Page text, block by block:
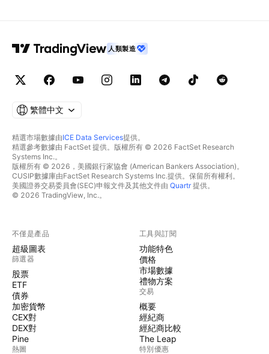
人類製造
繁體中文
精選市場數據由ICE Data Services提供。
精選參考數據由 FactSet 提供。版權所有 © 2026 FactSet Research
Systems Inc.。
版權所有 © 2026，美國銀行家協會 (American Bankers Association)。
CUSIP數據庫由FactSet Research Systems Inc.提供。保留所有權利。
美國證券交易委員會(SEC)申報文件及其他文件由 Quartr提供。
© 2026 TradingView, Inc.。
不僅是產品
超級圖表
篩選器
股票
ETF
債券
加密貨幣
CEX對
DEX對
Pine
熱圖
工具與訂閱
功能特色
價格
市場數據
禮物方案
交易
概要
經紀商
經紀商比較
The Leap
特別優惠